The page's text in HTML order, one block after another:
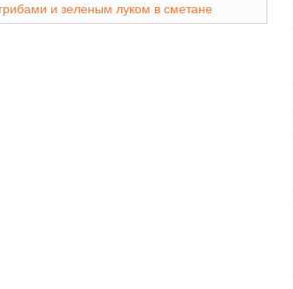
и зеленым луком в сметане